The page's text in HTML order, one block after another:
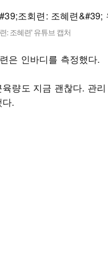
: 조혜련' 유튜브 캡처
은 인바디를 측정했다.
량도 지금 괜찮다. 관
.